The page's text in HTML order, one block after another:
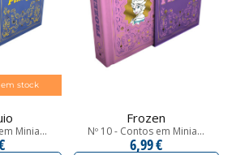
stock
Minia...
Frozen
Nº 10 - Contos em Minia...
6,99 €